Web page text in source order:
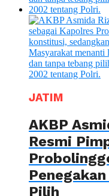
JATIM
AKBP
Resmi
Pilih